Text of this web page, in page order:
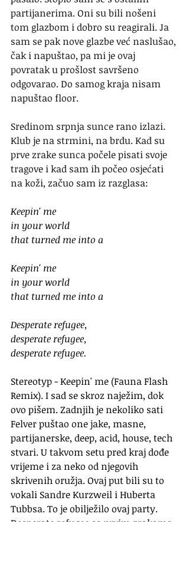
partijanerima. Oni su bili nošeni
tom glazbom i dobro su reagirali. Ja
sam se pak nove glazbe već naslušao,
čak i napuštao, pa mi je ovaj
povratak u prošlost savršeno
odgovarao. Do samog kraja nisam
napuštao floor.
Sredinom srpnja sunce rano izlazi.
Klub je na strmini, na brdu. Kad su
prve zrake sunca počele pisati svoje
tragove i kad sam ih počeo osjećati
na koži, začuo sam iz razglasa:
Keepin' me
in your world
that turned me into a
Keepin' me
in your world
that turned me into a
Desperate refugee,
desperate refugee,
desperate refugee.
Stereotyp - Keepin' me (Fauna Flash
Remix). I sad se skroz naježim, dok
ovo pišem. Zadnjih je nekoliko sati
Felver puštao one jake, masne,
partijanerske, deep, acid, house, tech
stvari. U takvom setu pred kraj dođe
vrijeme i za neko od njegovih
skrivenih oružja. Ovaj put bili su to
vokali Sandre Kurzweil i Huberta
Tubbsa. To je obilježilo ovaj party.
Desperate refugee sa prvim zrakama